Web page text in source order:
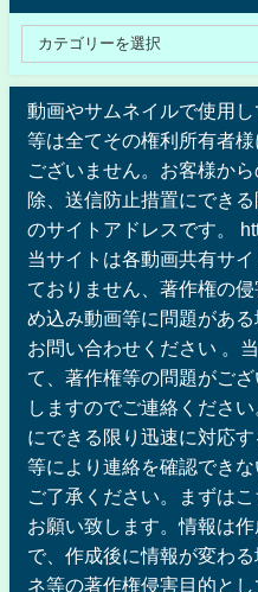
動画やサムネイルで使用
等は全てその権利所有者
ございません。お客様か
除、送信防止措置にでき
のサイトアドレスです。
当サイトは各動画共有サ
ておりません、著作権の
め込み動画等に問題があ
お問い合わせください 。
て、著作権等の問題がご
しますのでご連絡くださ
にできる限り迅速に対応
等により連絡を確認でき
ご了承ください。まずは
お願い致します。情報は
で、作成後に情報が変わ
ネ等の著作権侵害目的と